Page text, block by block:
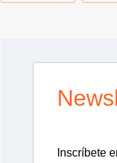
Inscríbete